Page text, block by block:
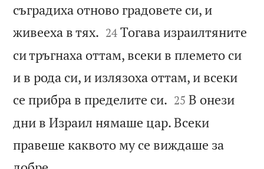
съградиха отново градовете си, и
живееха в тях. 

24 Тогава израилтяните
си тръгнаха оттам, всеки в племето си
и в рода си, и излязоха оттам, и всеки
се прибра в пределите си. 

25 В онези
дни в Израил нямаше цар. Всеки
правеше каквото му се виждаше за